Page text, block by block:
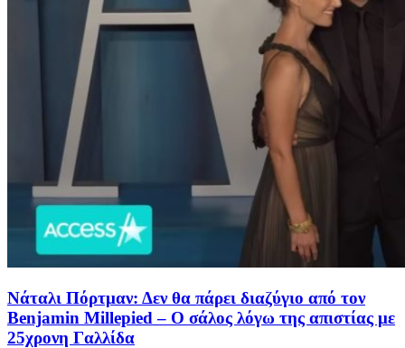
Νάταλι Πόρτμαν: Δεν θα πάρει διαζύγιο από τον
Benjamin Millepied – Ο σάλος λόγω της απιστίας με
25χρονη Γαλλίδα